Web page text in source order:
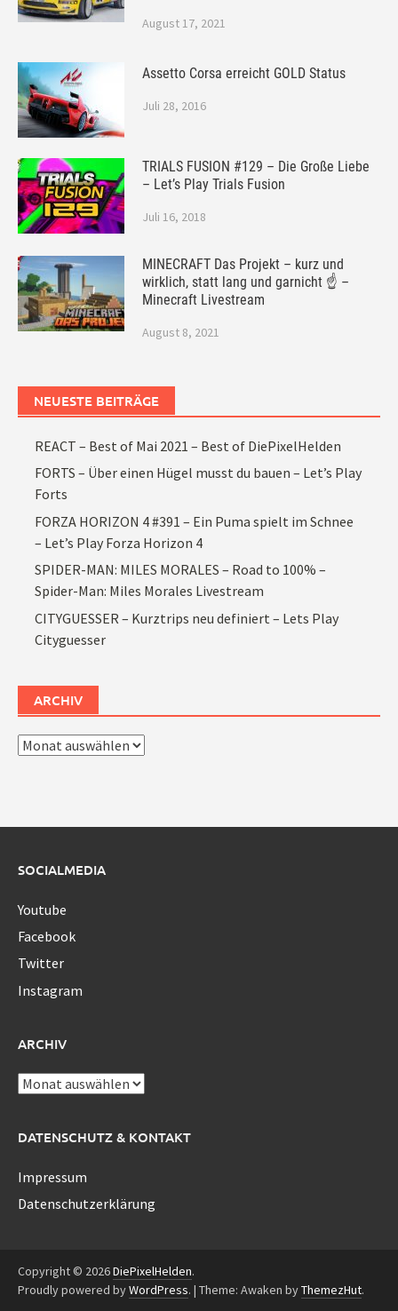
August 17, 2021
Assetto Corsa erreicht GOLD Status
Juli 28, 2016
TRIALS FUSION #129 – Die Große Liebe
– Let’s Play Trials Fusion
Juli 16, 2018
MINECRAFT Das Projekt – kurz und
wirklich, statt lang und garnicht ☝ –
Minecraft Livestream
August 8, 2021
NEUESTE BEITRÄGE
REACT – Best of Mai 2021 – Best of DiePixelHelden
FORTS – Über einen Hügel musst du bauen – Let’s Play
Forts
FORZA HORIZON 4 #391 – Ein Puma spielt im Schnee
– Let’s Play Forza Horizon 4
SPIDER-MAN: MILES MORALES – Road to 100% –
Spider-Man: Miles Morales Livestream
CITYGUESSER – Kurztrips neu definiert – Lets Play
Cityguesser
ARCHIV
Archiv
SOCIALMEDIA
Youtube
Facebook
Twitter
Instagram
ARCHIV
Archiv
DATENSCHUTZ & KONTAKT
Impressum
Datenschutzerklärung
Copyright © 2026DiePixelHelden.
Proudly powered byWordPress. | Theme: Awaken byThemezHut.